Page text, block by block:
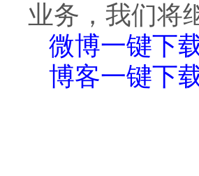
业务，我们将
微博一键下
博客一键下